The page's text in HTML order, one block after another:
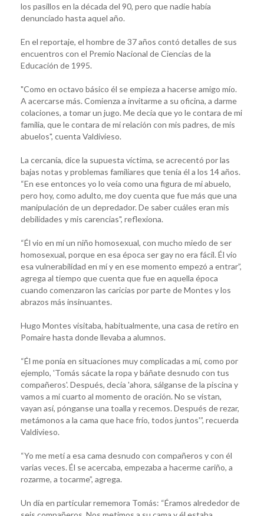
los pasillos en la década del 90, pero que nadie había
denunciado hasta aquel año.
En el reportaje, el hombre de 37 años contó detalles de sus
encuentros con el Premio Nacional de Ciencias de la
Educación de 1995.
"Como en octavo básico él se empieza a hacerse amigo mío.
A acercarse más. Comienza a invitarme a su oficina, a darme
colaciones, a tomar un jugo. Me decía que yo le contara de mi
familia, que le contara de mi relación con mis padres, de mis
abuelos", cuenta Valdivieso.
La cercanía, dice la supuesta víctima, se acrecentó por las
bajas notas y problemas familiares que tenía él a los 14 años.
“En ese entonces yo lo veía como una figura de mi abuelo,
pero hoy, como adulto, me doy cuenta que fue más que una
manipulación de un depredador. De saber cuáles eran mis
debilidades y mis carencias", reflexiona.
“Él vio en mí un niño homosexual, con mucho miedo de ser
homosexual, porque en esa época ser gay no era fácil. Él vio
esa vulnerabilidad en mí y en ese momento empezó a entrar”,
agrega al tiempo que cuenta que fue en aquella época
cuando comenzaron las caricias por parte de Montes y los
abrazos más insinuantes.
Hugo Montes visitaba, habitualmente, una casa de retiro en
Pomaire hasta donde llevaba a alumnos.
“Él me ponía en situaciones muy complicadas a mí, como por
ejemplo, 'Tomás sácate la ropa y báñate desnudo con tus
compañeros'. Después, decía 'ahora, sálganse de la piscina y
vamos a mi cuarto al momento de oración. No se vistan,
vayan así, pónganse una toalla y recemos. Después de rezar,
metámonos a la cama que hace frío, todos juntos'”, recuerda
Valdivieso.
“Yo me metí a esa cama desnudo con compañeros y con él
varias veces. Él se acercaba, empezaba a hacerme cariño, a
rozarme, a tocarme”, agrega.
Un día en particular rememora Tomás: “Éramos alrededor de